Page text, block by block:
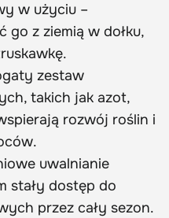
w użyciu –
z ziemią w dołku,
zestaw
takich jak azot,
rozwój roślin i
uwalnianie
stały dostęp do
przez cały sezon.